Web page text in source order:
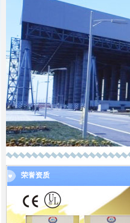
荣誉资质